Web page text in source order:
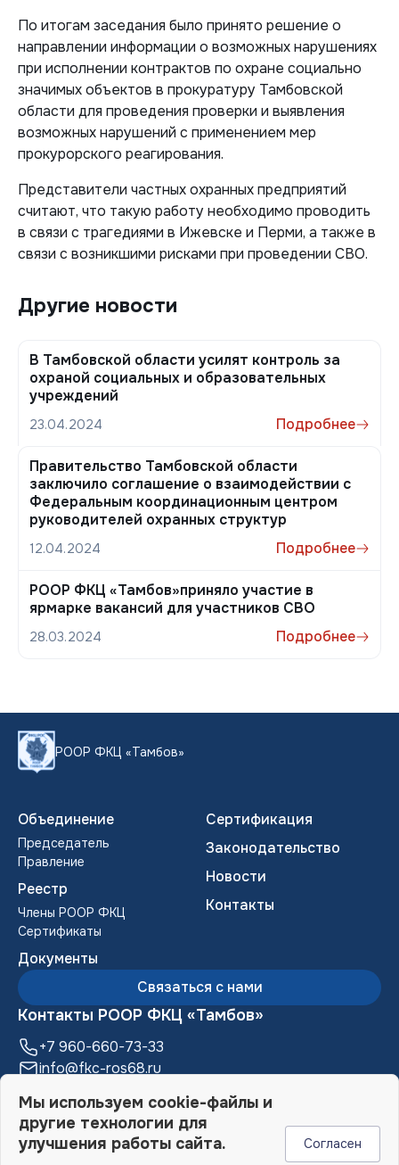
По итогам заседания было принято решение о
направлении информации о возможных нарушениях
при исполнении контрактов по охране социально
значимых объектов в прокуратуру Тамбовской
области для проведения проверки и выявления
возможных нарушений с применением мер
прокурорского реагирования.
Представители частных охранных предприятий
считают, что такую работу необходимо проводить
в связи с трагедиями в Ижевске и Перми, а также в
связи с возникшими рисками при проведении СВО.
Другие новости
В Тамбовской области усилят контроль за
охраной социальных и образовательных
учреждений
23.04.2024 Подробнее
Правительство Тамбовской области
заключило соглашение о взаимодействии с
Федеральным координационным центром
руководителей охранных структур
12.04.2024 Подробнее
РООР ФКЦ «Тамбов»приняло участие в
ярмарке вакансий для участников СВО
28.03.2024 Подробнее
РООР ФКЦ «Тамбов»
Объединение
Председатель
Правление
Реестр
Члены POOP ФКЦ
Сертификаты
Документы
Сертификация
Законодательство
Новости
Контакты
Связаться с нами
Контакты РООР ФКЦ «Тамбов»
+7 960-660-73-33
info@fkc-ros68.ru
Бизнес-центр «Галерея», 6 этаж
Мы используем cookie-файлы и
другие технологии для
улучшения работы сайта.
Согласен